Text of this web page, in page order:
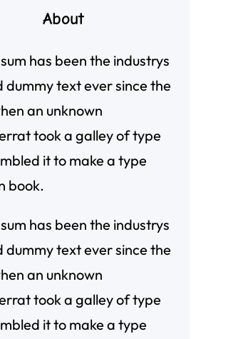
About
has been the industrys
dummy text ever since the
an unknown
took a galley of type
it to make a type
book.
has been the industrys
dummy text ever since the
an unknown
took a galley of type
it to make a type